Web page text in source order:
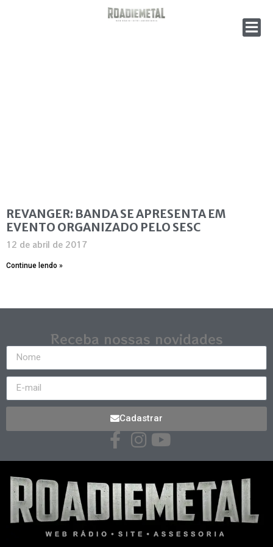
REVANGER: BANDA SE APRESENTA EM
EVENTO ORGANIZADO PELO SESC
12 de abril de 2017
Continue lendo »
Receba nossas novidades
Cadastrar